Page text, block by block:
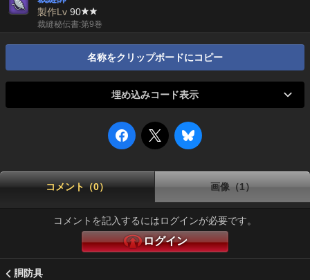
製作Lv 90
裁縫秘伝書:第9巻
名称をクリップボードにコピー
埋め込みコード表示
コメント（0） 画像（1）
コメントを記入するにはログインが必要です。
ログイン
胴防具